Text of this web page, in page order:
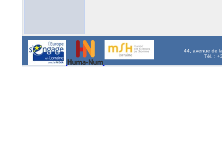
44, avenue de
Tél. :